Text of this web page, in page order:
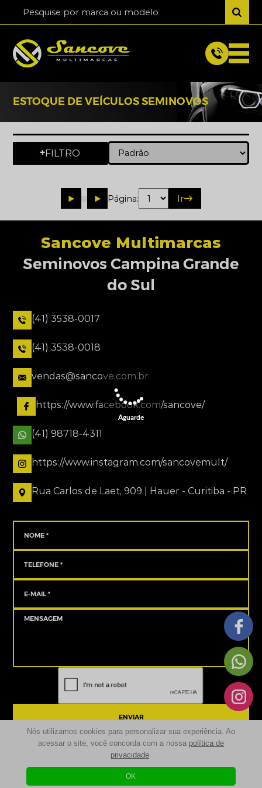
ESTOQUE DE VEÍCULOS SEMINOVOS
+FILTRO
Página: Ir
ENVIAR
Sancove Multimarcas
Seminovos Campina Grande
do Sul
(41) 3538-0017
(41) 3538-0018
vendas@sancove.com.br
https://www.facebook.com/sancove/
(41) 98718-4311
https://www.instagram.com/sancovemult/
Rua Carlos de Laet, 909 | Hauer - Curitiba - PR
© 2024 | Sancove Multimarcas - Seminovos Campina Grande do Sul | Todos os
Aguarde
Nós utilizamos cookies para personalizar sua experiência. Ao
acessar o site, você concorda com a nossa política de
privacidade.
OK